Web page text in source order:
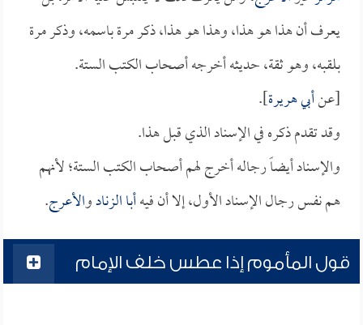
يعرف أن هذا هو هذا، وهذا هو هذا، ذكر مرة باسمه، وذكر مرة
بلقبه، وهو ثقة، حديثه أخرجه أصحاب الكتب الستة.
[عنأبي هريرة].
وقد تقدم ذكره في الإسناد الذي قبل هذا.
والإسناد أيضاً رجاله أخرج لهم أصحاب الكتب الستة؛ لأنهم
هم نفس رجال الإسناد الأول، إلا أن فيهأبا الزنادوالأعرج.
قول المأموم إذا عطس خلف الإمام